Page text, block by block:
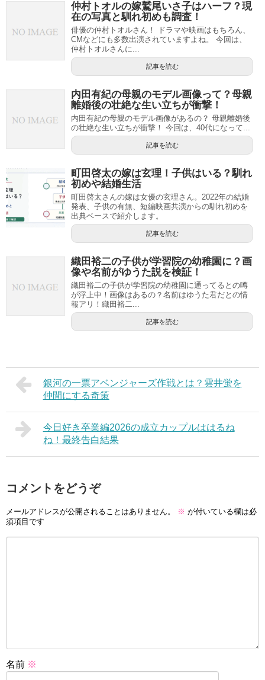
仲村トオルの嫁鷲尾いさ子はハーフ？現
在の写真と馴れ初めも調査！
俳優の仲村トオルさん！ ドラマや映画はもちろん、
CMなどにも多数出演されていますよね。 今回は、
仲村トオルさんに...
記事を読む
内田有紀の母親のモデル画像って？母親
離婚後の壮絶な生い立ちが衝撃！
内田有紀の母親のモデル画像があるの？ 母親離婚後
の壮絶な生い立ちが衝撃！ 今回は、40代になって...
記事を読む
町田啓太の嫁は玄理！子供はいる？馴れ
初めや結婚生活
町田啓太さんの嫁は女優の玄理さん。2022年の結婚
発表、子供の有無、短編映画共演からの馴れ初めを
出典ベースで紹介します。
記事を読む
織田裕二の子供が学習院の幼稚園に？画
像や名前がゆうた説を検証！
織田裕二の子供が学習院の幼稚園に通ってるとの噂
が浮上中！画像はあるの？名前はゆうた君だとの情
報アリ！織田裕二...
記事を読む
銀河の一票アベンジャーズ作戦とは？雲井蛍を
仲間にする奇策
今日好き卒業編2026の成立カップルははるね
ね！最終告白結果
コメントをどうぞ
メールアドレスが公開されることはありません。 ※ が付いている欄は必
須項目です
名前 ※